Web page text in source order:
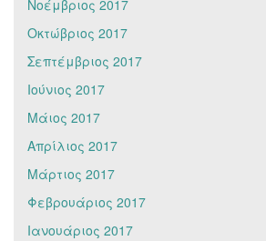
Νοέμβριος 2017
Οκτώβριος 2017
Σεπτέμβριος 2017
Ιούνιος 2017
Μάιος 2017
Απρίλιος 2017
Μάρτιος 2017
Φεβρουάριος 2017
Ιανουάριος 2017